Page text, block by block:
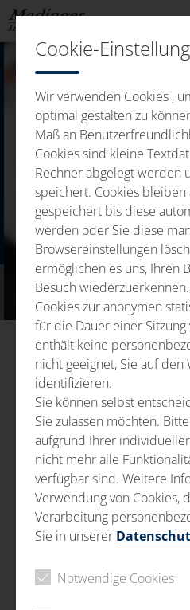
SERVICII
PRODUCȚIE
SERVICII LEGATE DE
Inspectare
Test
Reprelucrare
Fie că este vorba de sarcini
finisare a suprafeței,
dimensionale cu diverse
elaborarea de concepte de
servicii legate de
Cookie-
Wir verwenden Cookies ,
optimal gestalten zu
Maß an
Cookies sind kleine
Rechner abgelegt werden
speichert. Cookies
gespeichert bis diese
werden oder Sie diese
Browsereinstellungen
ermöglichen es uns, Ihren
Besuch
Cookies zur anonymen
für die Dauer einer
enthält keine
nicht geeignet, Sie auf den
identifizieren.
Sie können selbst
Sie zulassen möchten.
aufgrund Ihrer
nicht mehr alle
verfügbar sind. Weitere
Verwendung von Cookies,
Verarbeitung
Sie in unserer
Notwendige Cookies